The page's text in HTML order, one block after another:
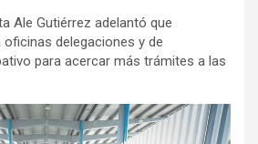
Ale Gutiérrez adelantó que
delegaciones y de
para acercar más trámites a las